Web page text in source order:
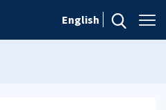
English